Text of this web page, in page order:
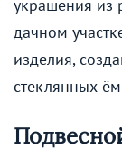
украшения из
дачном
изделия,
стеклянных